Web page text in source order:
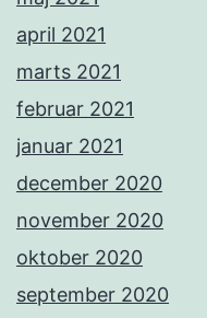
april 2021
marts 2021
februar 2021
januar 2021
december 2020
november 2020
oktober 2020
september 2020